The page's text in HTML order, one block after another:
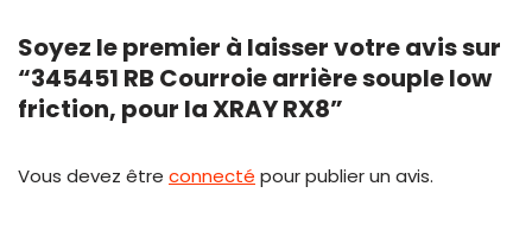
Soyez le premier à laisser votre avis sur
“345451 RB Courroie arrière souple low
friction, pour la XRAY RX8”
Vous devez être connecté pour publier un avis.